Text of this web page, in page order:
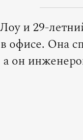
и 29-
офисе. Она
а он